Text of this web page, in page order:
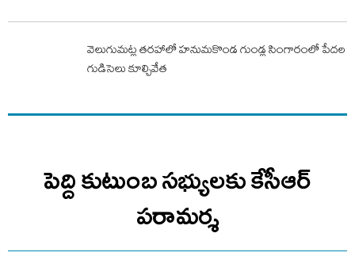
వెలుగుమట్ల తరహాలో హనుమకొండ గుండ్ల సింగారంలో పేదల
గుడిసెలు కూల్చివేత
పెద్ది కుటుంబ సభ్యులకు కేసీఆర్
పరామర్శ